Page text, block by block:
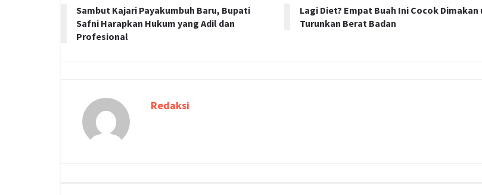
Sambut Kajari Payakumbuh Baru, Bupati
Safni Harapkan Hukum yang Adil dan
Profesional
Lagi Diet? Empat Buah Ini Cocok
Turunkan Berat Badan
Redaksi